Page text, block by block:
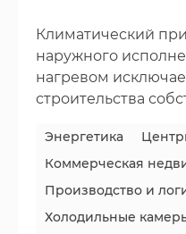
Климатический
наружного
нагревом
строительства
Энергетика
Коммерческая
Производство и
Холодильные